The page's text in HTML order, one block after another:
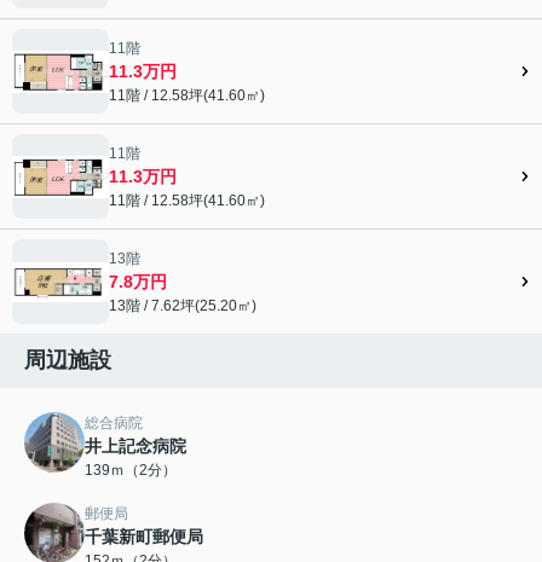
11階
11.3万円
11階 / 12.58坪(41.60㎡)
11階
11.3万円
11階 / 12.58坪(41.60㎡)
13階
7.8万円
13階 / 7.62坪(25.20㎡)
周辺施設
総合病院
井上記念病院
139ｍ（2分）
郵便局
千葉新町郵便局